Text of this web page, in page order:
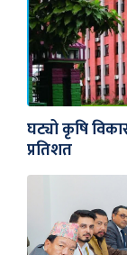
घट्यो कृषि
प्रतिशत